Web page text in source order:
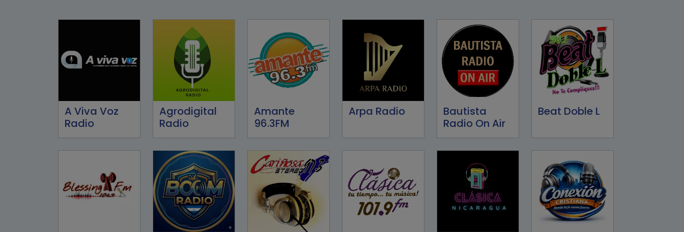
A Viva Voz
Radio
Agrodigital
Radio
Amante
96.3FM
Arpa Radio
Bautista
Radio On Air
Beat Doble L